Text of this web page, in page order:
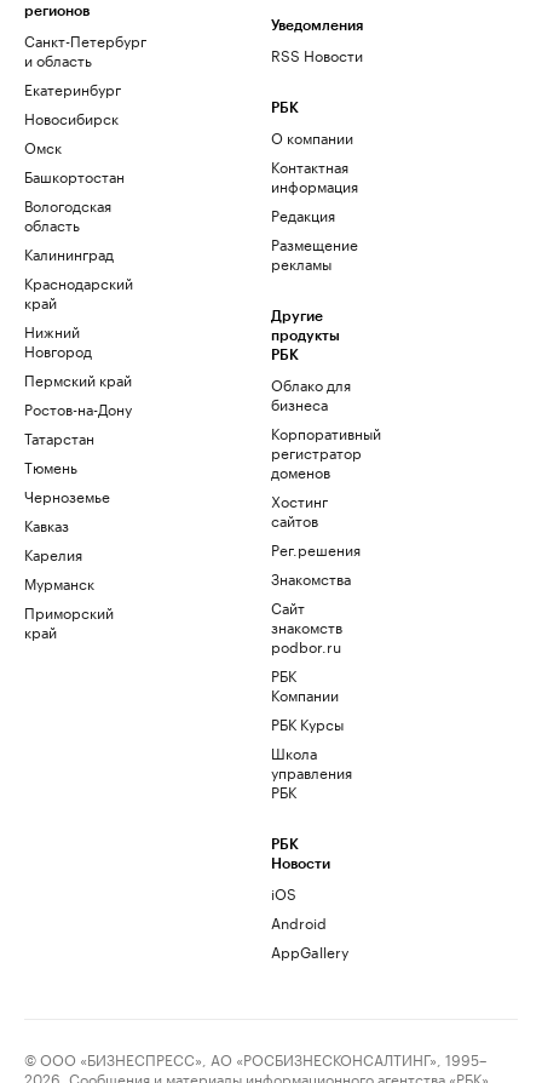
регионов
Санкт-Петербург
и область
Екатеринбург
Новосибирск
Омск
Башкортостан
Вологодская
область
Калининград
Краснодарский
край
Нижний
Новгород
Пермский край
Ростов-на-Дону
Татарстан
Тюмень
Черноземье
Кавказ
Карелия
Мурманск
Приморский
край
Уведомления
RSS Новости
РБК
О компании
Контактная
информация
Редакция
Размещение
рекламы
Другие
продукты
РБК
Облако для
бизнеса
Корпоративный
регистратор
доменов
Хостинг
сайтов
Рег.решения
Знакомства
Сайт
знакомств
podbor.ru
РБК
Компании
РБК Курсы
Школа
управления
РБК
РБК
Новости
iOS
Android
AppGallery
© ООО «БИЗНЕСПРЕСС», АО «РОСБИЗНЕСКОНСАЛТИНГ», 1995–
2026. Сообщения и материалы информационного агентства «РБК»